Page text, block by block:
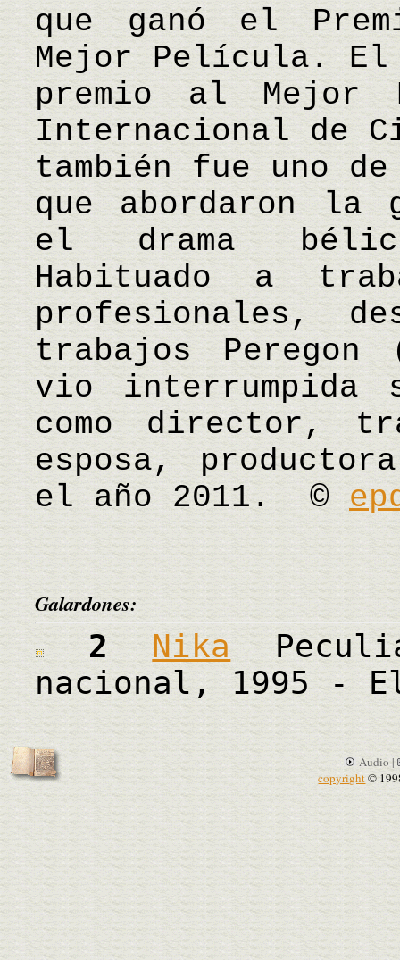
que ganó el
Mejor Película.
premio al Mejor
Internacional de
también fue uno
que abordaron la
el drama
Habituado a
profesionales,
trabajos
vio interrumpida
como director,
esposa,
el año 2011. ©
Galardones:
2 Nika
nacional, 1995 -
Audio |
copyright©